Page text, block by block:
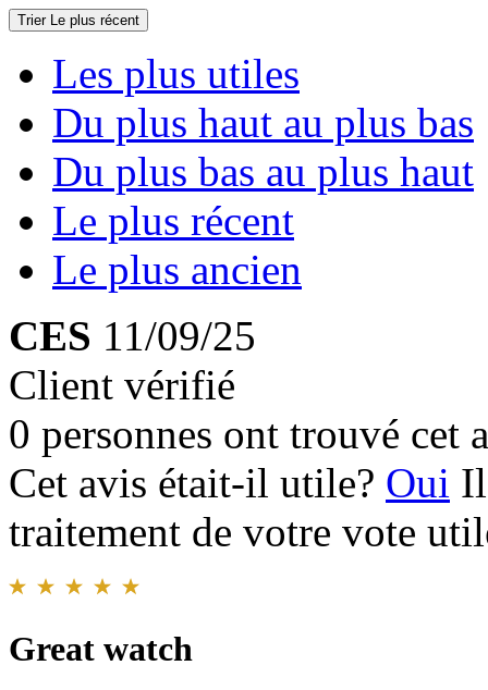
Trier Le plus récent
Les plus utiles
Du plus haut au plus bas
Du plus bas au plus haut
Le plus récent
Le plus ancien
CES 11/09/25
Client vérifié
0 personnes ont trouvé cet
Cet avis était-il utile? Oui
traitement de votre vote
Great watch